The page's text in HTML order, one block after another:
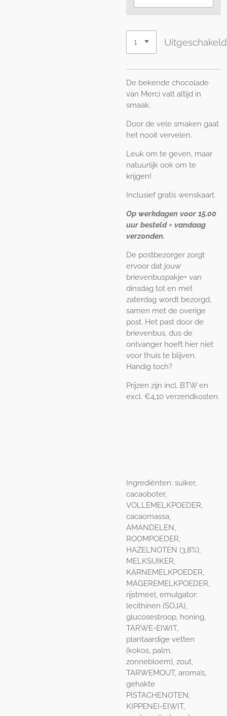
Uitgeschakeld
De bekende chocolade
van Merci valt altijd in
smaak.
Door de vele smaken gaat
het nooit vervelen.
Leuk om te geven, maar
natuurlijk ook om te
krijgen!
Inclusief gratis wenskaart.
Op werkdagen voor 15.00
uur besteld = vandaag
verzonden.
De postbezorger zorgt
ervoor dat jouw
brievenbuspakje+ van
dinsdag tot en met
zaterdag wordt bezorgd,
samen met de overige
post. Het past door de
brievenbus, dus de
ontvanger hoeft hier niet
voor thuis te blijven.
Handig toch?
Prijzen zijn incl. BTW en
excl. €4,10 verzendkosten.
Ingrediënten: suiker,
cacaoboter,
VOLLEMELKPOEDER,
cacaomassa,
AMANDELEN,
ROOMPOEDER,
HAZELNOTEN (3,8%),
MELKSUIKER,
KARNEMELKPOEDER,
MAGEREMELKPOEDER,
rijstmeel, emulgator:
lecithinen (SOJA),
glucosestroop, honing,
TARWE-EIWIT,
plantaardige vetten
(kokos, palm,
zonnebloem), zout,
TARWEMOUT, aroma’s,
gehakte
PISTACHENOTEN,
KIPPENEI-EIWIT,